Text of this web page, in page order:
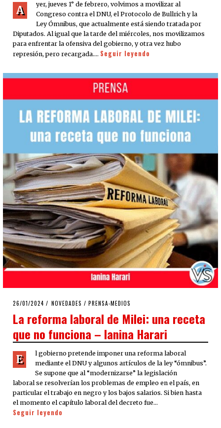
A
yer, jueves 1° de febrero, volvimos a movilizar al
Congreso contra el DNU, el Protocolo de Bullrich y la
Ley Ómnibus, que actualmente está siendo tratada por
Diputados. Al igual que la tarde del miércoles, nos movilizamos
para enfrentar la ofensiva del gobierno, y otra vez hubo
represión, pero recargada.… Seguir leyendo
POSTED
26/01/2024 26/01/2024
NOVEDADES / PRENSA-MEDIOS
La reforma laboral de Milei: una receta
que no funciona – Ianina Harari
E
l gobierno pretende imponer una reforma laboral
mediante el DNU y algunos artículos de la ley “ómnibus”.
Se supone que al “modernizarse” la legislación
laboral se resolverían los problemas de empleo en el país, en
particular el trabajo en negro y los bajos salarios. Si bien hasta
el momento el capítulo laboral del decreto fue…
Seguir leyendo